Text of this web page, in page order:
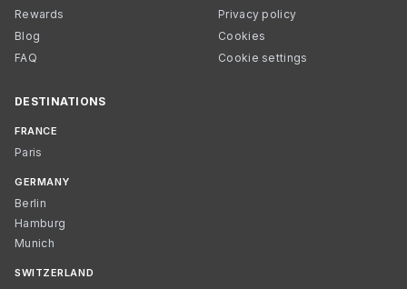
Rewards
Blog
FAQ
Privacy policy
Cookies
Cookie settings
DESTINATIONS
FRANCE
Paris
GERMANY
Berlin
Hamburg
Munich
SWITZERLAND